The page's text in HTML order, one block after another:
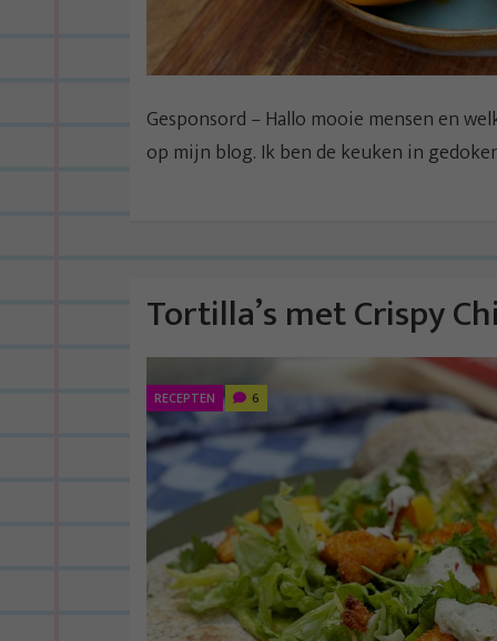
Gesponsord – Hallo mooie mensen en
op mijn blog. Ik ben de keuken in
Tortilla’s met Crispy
RECEPTEN 6